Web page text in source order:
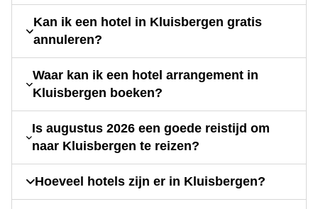
Kan ik een hotel in Kluisbergen gratis
annuleren?
Waar kan ik een hotel arrangement in
Kluisbergen boeken?
Is augustus 2026 een goede reistijd om
naar Kluisbergen te reizen?
Hoeveel hotels zijn er in Kluisbergen?